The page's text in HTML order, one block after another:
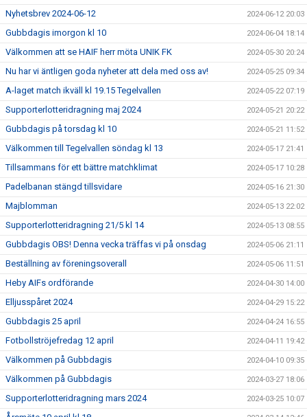
Nyhetsbrev 2024-06-12 2024-06-12 20:03
Gubbdagis imorgon kl 10 2024-06-04 18:14
Välkommen att se HAIF herr möta UNIK FK 2024-05-30 20:24
Nu har vi äntligen goda nyheter att dela med oss av! 2024-05-25 09:34
A-laget match ikväll kl 19.15 Tegelvallen 2024-05-22 07:19
Supporterlotteridragning maj 2024 2024-05-21 20:22
Gubbdagis på torsdag kl 10 2024-05-21 11:52
Välkommen till Tegelvallen söndag kl 13 2024-05-17 21:41
Tillsammans för ett bättre matchklimat 2024-05-17 10:28
Padelbanan stängd tillsvidare 2024-05-16 21:30
Majblomman 2024-05-13 22:02
Supporterlotteridragning 21/5 kl 14 2024-05-13 08:55
Gubbdagis OBS! Denna vecka träffas vi på onsdag 2024-05-06 21:11
Beställning av föreningsoverall 2024-05-06 11:51
Heby AIFs ordförande 2024-04-30 14:00
Elljusspåret 2024 2024-04-29 15:22
Gubbdagis 25 april 2024-04-24 16:55
Fotbollströjefredag 12 april 2024-04-11 19:42
Välkommen på Gubbdagis 2024-04-10 09:35
Välkommen på Gubbdagis 2024-03-27 18:06
Supporterlotteridragning mars 2024 2024-03-25 10:07